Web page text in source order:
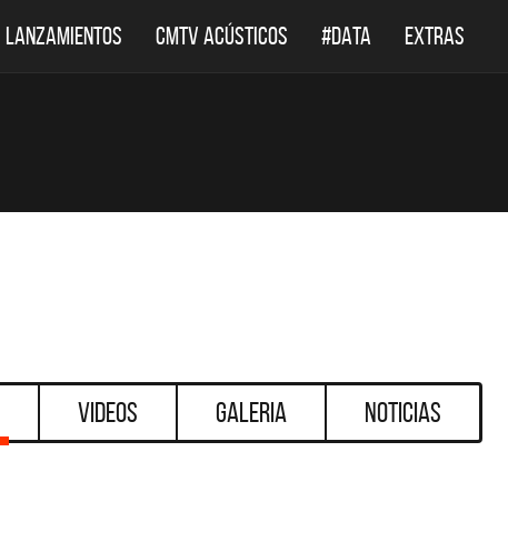
LANZAMIENTOS CMTV ACÚSTICOS #DATA EXTRAS
Videos Galeria Noticias
DESTACADOS